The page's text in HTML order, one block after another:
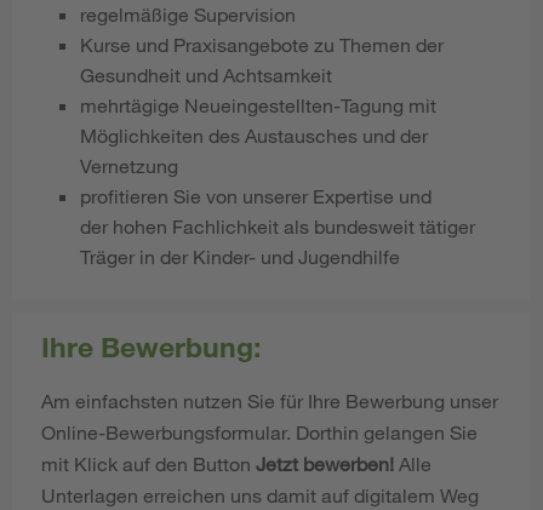
regelmäßige Supervision
Kurse und Praxisangebote zu Themen der
Gesundheit und Achtsamkeit
mehrtägige Neueingestellten-Tagung mit
Möglichkeiten des Austausches und der
Vernetzung
profitieren Sie von unserer Expertise und
der hohen Fachlichkeit als bundesweit tätiger
Träger in der Kinder- und Jugendhilfe
Ihre Bewerbung:
Am einfachsten nutzen Sie für Ihre Bewerbung unser
Online-Bewerbungsformular. Dorthin gelangen Sie
mit Klick auf den Button Jetzt bewerben! Alle
Unterlagen erreichen uns damit auf digitalem Weg